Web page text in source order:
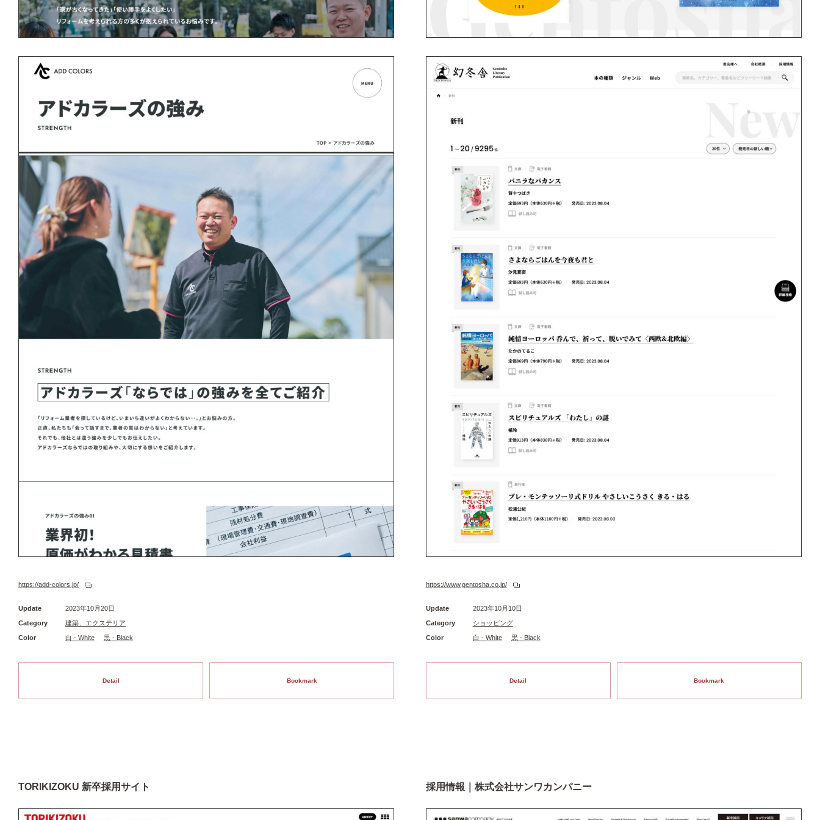
https://add-colors.jp/
Update
2023年10月20日
Category
建築、エクステリア
Color
白 - White 黒 - Black
Detail Bookmark
https://www.gentosha.co.jp/
Update
2023年10月10日
Category
ショッピング
Color
白 - White 黒 - Black
Detail Bookmark
TORIKIZOKU 新卒採用サイト 採用情報｜株式会社サンワカンパニー